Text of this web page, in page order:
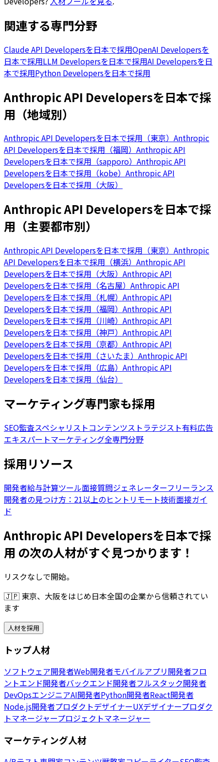
関連する専門分野
Claude API Developersを日本で採用OpenAI Developersを
日本で採用LLM Developersを日本で採用AI Developersを日
本で採用Python Developersを日本で採用
Anthropic API Developersを日本で採
用（地域別）
Anthropic API Developersを日本で採用（東京） Anthropic
API Developersを日本で採用（福岡） Anthropic API
Developersを日本で採用（sapporo） Anthropic API
Developersを日本で採用（kobe） Anthropic API
Developersを日本で採用（大阪）
Anthropic API Developersを日本で採
用（主要都市別）
Anthropic API Developersを日本で採用（東京） Anthropic
API Developersを日本で採用（横浜） Anthropic API
Developersを日本で採用（大阪） Anthropic API
Developersを日本で採用（名古屋） Anthropic API
Developersを日本で採用（札幌） Anthropic API
Developersを日本で採用（福岡） Anthropic API
Developersを日本で採用（川崎） Anthropic API
Developersを日本で採用（神戸） Anthropic API
Developersを日本で採用（京都） Anthropic API
Developersを日本で採用（さいたま） Anthropic API
Developersを日本で採用（広島） Anthropic API
Developersを日本で採用（仙台）
マーケティング専門家も採用
SEO監査スペシャリストコンテンツストラテジスト有料広告
エキスパートマーケティング全専門分野
採用リソース
開発者給与計算ツール面接質問ジェネレーターフリーランス
開発者の見つけ方：21以上のヒント リモート技術面接ガイ
ド
Anthropic API Developersを日本で採
用 の次の人材がすぐ見つかります！
リスクなしで開始。
🇯🇵 東京、大阪をはじめ日本全国の企業から信頼されてい
ます
人材を採用
トップ人材
ソフトウェア開発者Web開発者モバイルアプリ開発者フロ
ントエンド開発者バックエンド開発者フルスタック開発者
DevOpsエンジニアAI開発者Python開発者React開発者
Node.js開発者プロダクトデザイナーUXデザイナープロダク
トマネージャープロジェクトマネージャー
マーケティング人材